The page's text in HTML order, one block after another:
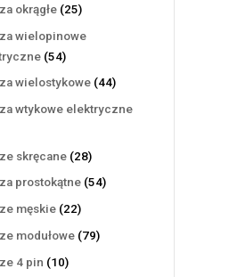
okrągłe 2525
wielopinowe
5454
produkty
wielostykowe 4444
wtykowe elektryczne
skręcane 2828
produktów
prostokątne 5454
męskie 2222
produkty
modułowe 7979
4 pin 1010